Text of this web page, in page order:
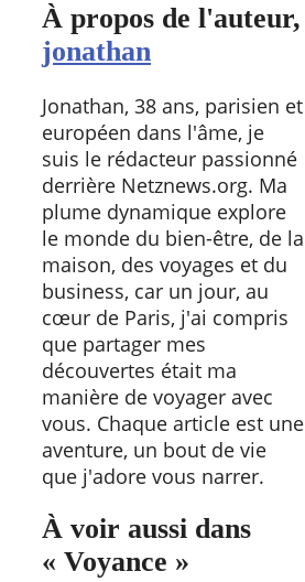
À propos de l'auteur,
jonathan
Jonathan, 38 ans, parisien et
européen dans l'âme, je
suis le rédacteur passionné
derrière Netznews.org. Ma
plume dynamique explore
le monde du bien-être, de la
maison, des voyages et du
business, car un jour, au
cœur de Paris, j'ai compris
que partager mes
découvertes était ma
manière de voyager avec
vous. Chaque article est une
aventure, un bout de vie
que j'adore vous narrer.
À voir aussi dans
« Voyance »